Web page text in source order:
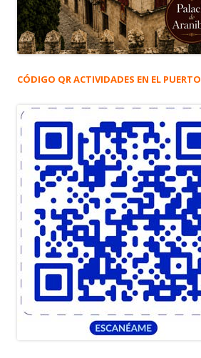
CÓDIGO QR ACTIVIDADES EN EL PUERTO